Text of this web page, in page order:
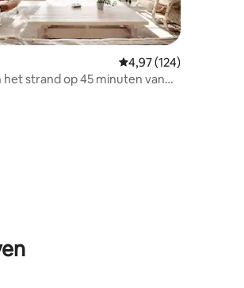
van 5 op 5, 9 recensies
Gemiddelde
4,97 (124)
het strand op 45 minuten van